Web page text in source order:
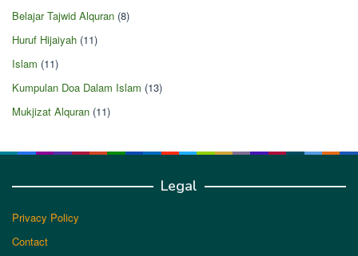
Belajar Tajwid Alquran (8)
Huruf Hijaiyah (11)
Islam (11)
Kumpulan Doa Dalam Islam (13)
Mukjizat Alquran (11)
Legal
Privacy Policy
Contact